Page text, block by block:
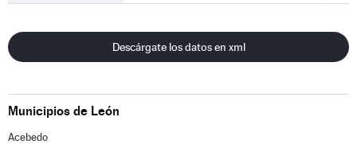
Descárgate los datos en xml
Municipios de León
Acebedo